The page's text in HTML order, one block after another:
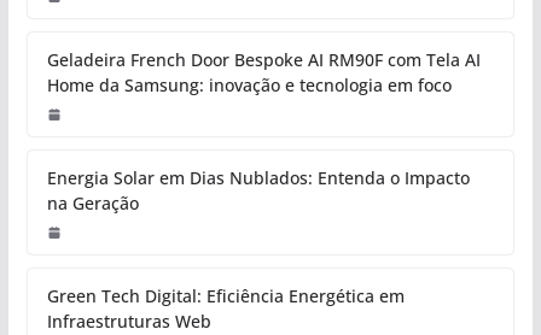
Geladeira French Door Bespoke AI RM90F com Tela AI
Home da Samsung: inovação e tecnologia em foco
Energia Solar em Dias Nublados: Entenda o Impacto
na Geração
Green Tech Digital: Eficiência Energética em
Infraestruturas Web